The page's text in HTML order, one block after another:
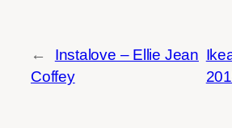
←
Instalove – Ellie Jean
Coffey